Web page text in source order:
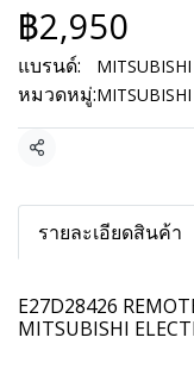
฿2,950
แบรนด์: MITSUBISHI
หมวดหมู่:MITSUBISHI
แชร์
รายละเอียดสินค้า
E27D28426
MITSUBISHI